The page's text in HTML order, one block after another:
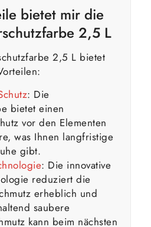
bietet mir die
2,5 L
2,5 L bietet
: Die
bietet einen
vor den Elementen
was Ihnen langfristige
gibt.
: Die innovative
reduziert die
erheblich und
saubere
kann beim nächsten